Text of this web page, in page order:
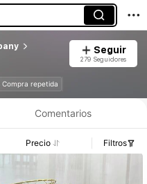
Seguir
279 Seguidores
Compra repetida
Comentarios
Precio Filtros